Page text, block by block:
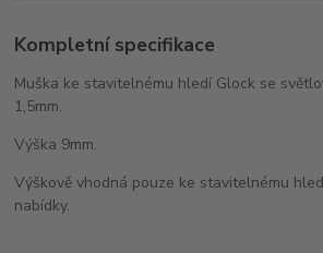
Kompletní specifikace
Muška ke stavitelnému hledí Glock se
1,5mm.
Výška 9mm.
Výškově vhodná pouze ke stavitelnému
nabídky.